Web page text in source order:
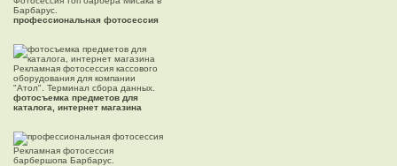
Барбарус.
профессиональная фотосессия
Рекламная фотосессия кассового
оборудования для компании
"Атол". Терминал сбора данных.
фотосъемка предметов для
каталога, интернет магазина
Рекламная фотосессия
барбершопа Барбарус.